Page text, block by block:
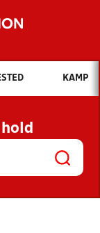
du søge efter?
NYHEDER
OG
KAMP